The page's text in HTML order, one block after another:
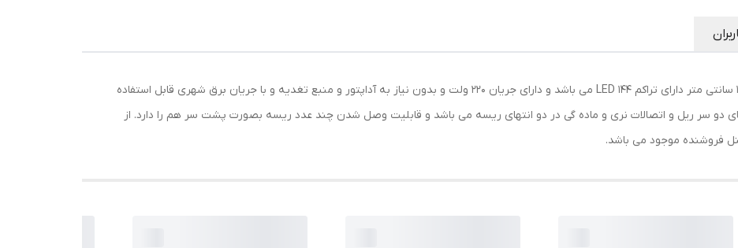
ریسه اس ام دی خطی مورد نظر در ابعاد 100x2x1 سانتی متر دارای تراکم 144 LED می باشد و دارای جریان 220 ولت و بدون نیاز به آداپتور و منبع تغدیه و با جریان برق شهری قابل استفاده
دو سر ریل و اتصالات نری و ماده گی در دو انتهای ریسه می باشد و قابلیت وصل شدن چند عدد ریسه بصورت پشت سر هم را دارد. از